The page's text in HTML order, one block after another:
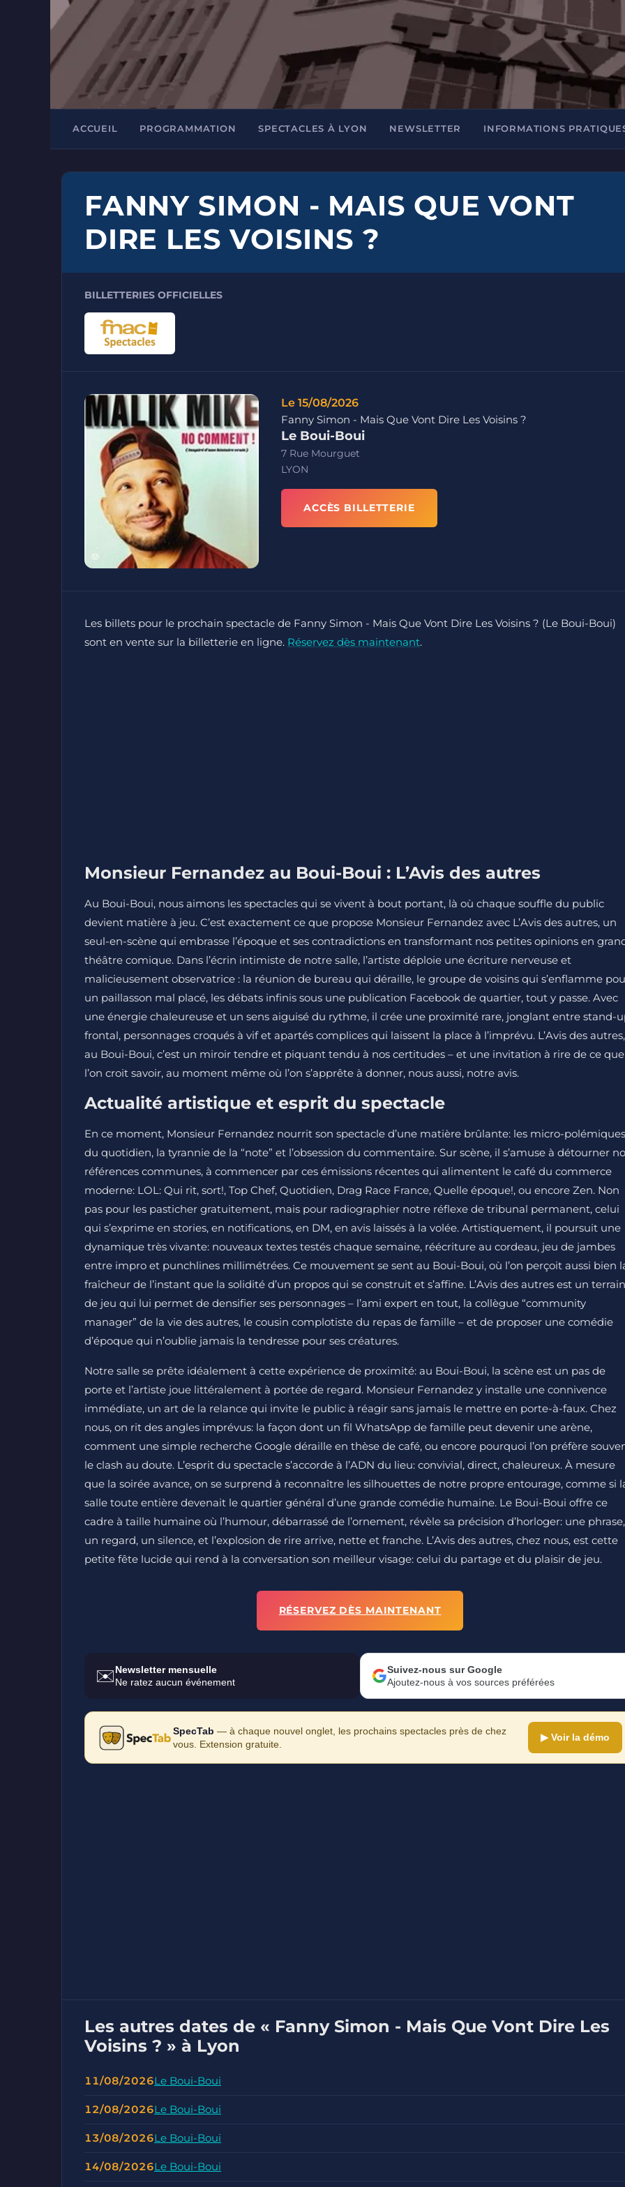
ACCUEIL PROGRAMMATION SPECTACLES À LYON NEWSLETTER INFORMATIONS
FANNY SIMON - MAIS QUE VONT
DIRE LES VOISINS ?
BILLETTERIES OFFICIELLES
Le 15/08/2026
Fanny Simon - Mais Que Vont Dire Les Voisins ?
Le Boui-Boui
7 Rue Mourguet
LYON
ACCÈS BILLETTERIE
Les billets pour le prochain spectacle de Fanny Simon - Mais Que Vont Dire Les Voisins ? (Le Boui-Boui)
sont en vente sur la billetterie en ligne. Réservez dès maintenant.
Monsieur Fernandez au Boui-Boui : L’Avis des autres
Au Boui-Boui, nous aimons les spectacles qui se vivent à bout portant, là où chaque souffle du public
devient matière à jeu. C’est exactement ce que propose Monsieur Fernandez avec L’Avis des autres, un
seul-en-scène qui embrasse l’époque et ses contradictions en transformant nos petites opinions en
théâtre comique. Dans l’écrin intimiste de notre salle, l’artiste déploie une écriture nerveuse et
malicieusement observatrice : la réunion de bureau qui déraille, le groupe de voisins qui s’enflamme
un paillasson mal placé, les débats infinis sous une publication Facebook de quartier, tout y passe. Avec
une énergie chaleureuse et un sens aiguisé du rythme, il crée une proximité rare, jonglant entre stand-
frontal, personnages croqués à vif et apartés complices qui laissent la place à l’imprévu. L’Avis des autres,
au Boui-Boui, c’est un miroir tendre et piquant tendu à nos certitudes – et une invitation à rire de ce que
l’on croit savoir, au moment même où l’on s’apprête à donner, nous aussi, notre avis.
Actualité artistique et esprit du spectacle
En ce moment, Monsieur Fernandez nourrit son spectacle d’une matière brûlante: les micro-polémiques
du quotidien, la tyrannie de la “note” et l’obsession du commentaire. Sur scène, il s’amuse à détourner
références communes, à commencer par ces émissions récentes qui alimentent le café du commerce
moderne: LOL: Qui rit, sort!, Top Chef, Quotidien, Drag Race France, Quelle époque!, ou encore Zen. Non
pas pour les pasticher gratuitement, mais pour radiographier notre réflexe de tribunal permanent, celui
qui s’exprime en stories, en notifications, en DM, en avis laissés à la volée. Artistiquement, il poursuit une
dynamique très vivante: nouveaux textes testés chaque semaine, réécriture au cordeau, jeu de jambes
entre impro et punchlines millimétrées. Ce mouvement se sent au Boui-Boui, où l’on perçoit aussi bien
fraîcheur de l’instant que la solidité d’un propos qui se construit et s’affine. L’Avis des autres est un terrain
de jeu qui lui permet de densifier ses personnages – l’ami expert en tout, la collègue “community
manager” de la vie des autres, le cousin complotiste du repas de famille – et de proposer une comédie
d’époque qui n’oublie jamais la tendresse pour ses créatures.
Notre salle se prête idéalement à cette expérience de proximité: au Boui-Boui, la scène est un pas de
porte et l’artiste joue littéralement à portée de regard. Monsieur Fernandez y installe une connivence
immédiate, un art de la relance qui invite le public à réagir sans jamais le mettre en porte-à-faux. Chez
nous, on rit des angles imprévus: la façon dont un fil WhatsApp de famille peut devenir une arène,
comment une simple recherche Google déraille en thèse de café, ou encore pourquoi l’on préfère
le clash au doute. L’esprit du spectacle s’accorde à l’ADN du lieu: convivial, direct, chaleureux. À mesure
que la soirée avance, on se surprend à reconnaître les silhouettes de notre propre entourage, comme si
salle toute entière devenait le quartier général d’une grande comédie humaine. Le Boui-Boui offre ce
cadre à taille humaine où l’humour, débarrassé de l’ornement, révèle sa précision d’horloger: une phrase,
un regard, un silence, et l’explosion de rire arrive, nette et franche. L’Avis des autres, chez nous, est cette
petite fête lucide qui rend à la conversation son meilleur visage: celui du partage et du plaisir de jeu.
RÉSERVEZ DÈS MAINTENANT
✉️Newsletter mensuelle
Ne ratez aucun événement
Suivez-nous sur Google
Ajoutez-nous à vos sources préférées
SpecTab — à chaque nouvel onglet, les prochains spectacles près de chez
vous. Extension gratuite.
▶ Voir la démo
Les autres dates de « Fanny Simon - Mais Que Vont Dire Les
Voisins ? » à Lyon
11/08/2026Le Boui-Boui
12/08/2026Le Boui-Boui
13/08/2026Le Boui-Boui
14/08/2026Le Boui-Boui